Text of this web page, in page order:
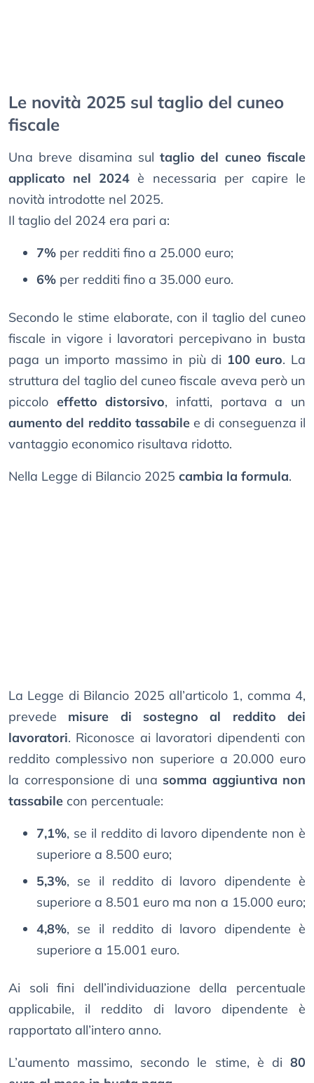
Le novità 2025 sul taglio del cuneo
fiscale
Una breve disamina sultaglio del cuneo fiscale
applicato nel 2024 è necessaria per capire le
novità introdotte nel 2025.
Il taglio del 2024 era pari a:
7% per redditi fino a 25.000 euro;
6% per redditi fino a 35.000 euro.
Secondo le stime elaborate, con il taglio del cuneo
fiscale in vigore i lavoratori percepivano in busta
paga un importo massimo in più di 100 euro. La
struttura del taglio del cuneo fiscale aveva però un
piccolo effetto distorsivo, infatti, portava a un
aumento del reddito tassabilee di conseguenza il
vantaggio economico risultava ridotto.
Nella Legge di Bilancio 2025 cambia la formula.
La Legge di Bilancio 2025 all’articolo 1, comma 4,
prevede misure di sostegno al reddito dei
lavoratori. Riconosce ai lavoratori dipendenti con
reddito complessivo non superiore a 20.000 euro
la corresponsione di una somma aggiuntiva non
tassabile con percentuale:
7,1%, se il reddito di lavoro dipendente non è
superiore a 8.500 euro;
5,3%, se il reddito di lavoro dipendente è
superiore a 8.501 euro ma non a 15.000 euro;
4,8%, se il reddito di lavoro dipendente è
superiore a 15.001 euro.
Ai soli fini dell’individuazione della percentuale
applicabile, il reddito di lavoro dipendente è
rapportato all’intero anno.
L’aumento massimo, secondo le stime, è di 80